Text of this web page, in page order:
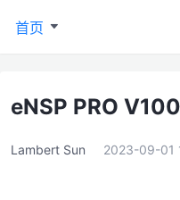
首页
eNSP PRO
Lambert Sun 2023-09-01